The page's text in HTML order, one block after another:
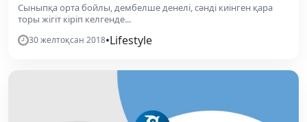
Сыныпқа орта бойлы, дембелше денелі, сәнді киінген қара
торы жігіт кіріп келгенде...
30 желтоқсан 2018•Lifestyle